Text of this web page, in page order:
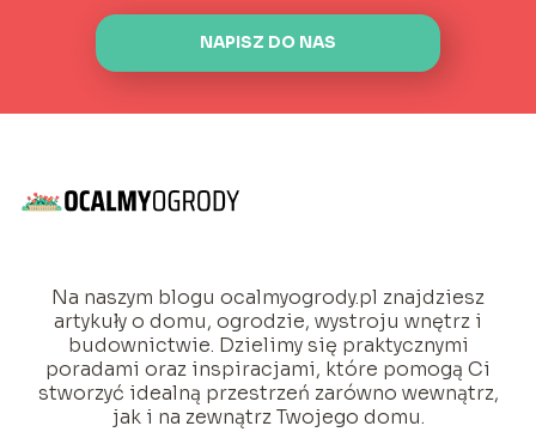
NAPISZ DO NAS
Na naszym blogu ocalmyogrody.pl znajdziesz
artykuły o domu, ogrodzie, wystroju wnętrz i
budownictwie. Dzielimy się praktycznymi
poradami oraz inspiracjami, które pomogą Ci
stworzyć idealną przestrzeń zarówno wewnątrz,
jak i na zewnątrz Twojego domu.